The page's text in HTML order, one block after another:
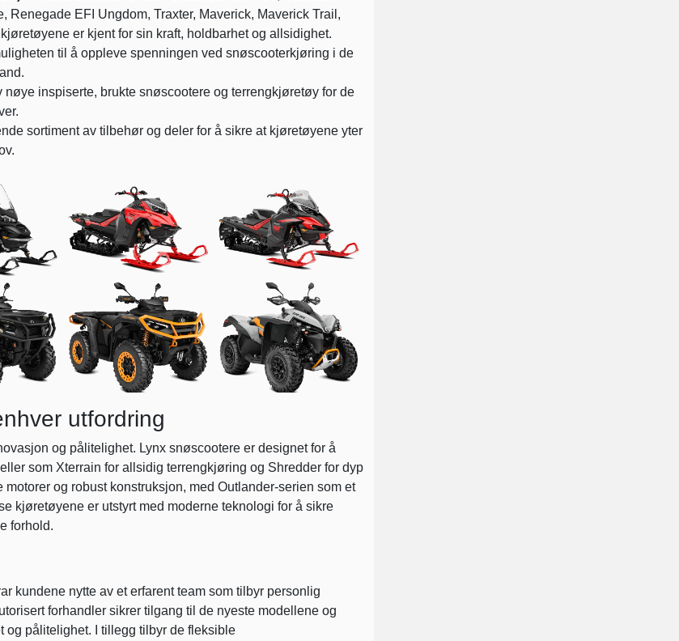
Renegade EFI Ungdom, Traxter, Maverick, Maverick Trail,
er kjent for sin kraft, holdbarhet og allsidighet.
til å oppleve spenningen ved snøscooterkjøring i de
nøye inspiserte, brukte snøscootere og terrengkjøretøy for de
sortiment av tilbehør og deler for å sikre at kjøretøyene yter
utfordring
og pålitelighet. Lynx snøscootere er designet for å
som Xterrain for allsidig terrengkjøring og Shredder for dyp
og robust konstruksjon, med Outlander-serien som et
kjøretøyene er utstyrt med moderne teknologi for å sikre
forhold.
kundene nytte av et erfarent team som tilbyr personlig
forhandler sikrer tilgang til de nyeste modellene og
og pålitelighet. I tillegg tilbyr de fleksible